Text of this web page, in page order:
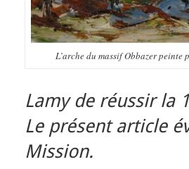
L’arche du massif Obbazer peinte
Lamy de réussir la 1
Le présent article
Mission.